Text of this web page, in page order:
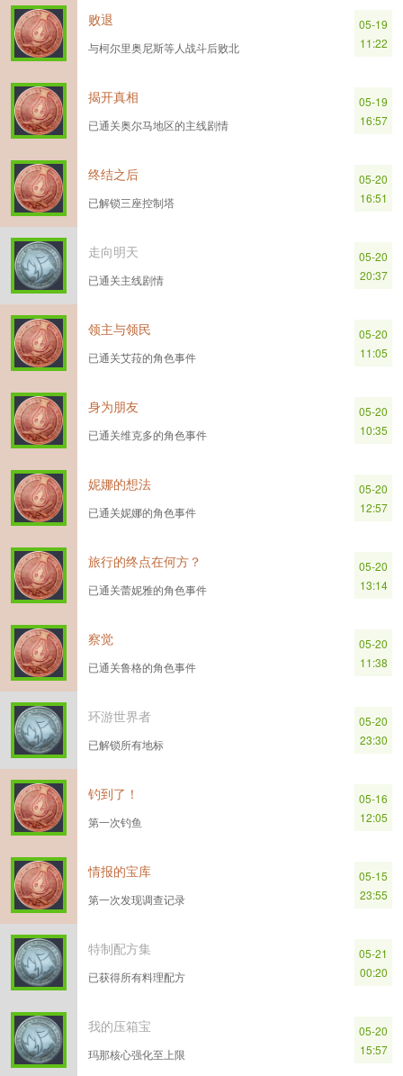
败退
与柯尔里奥尼斯等人战斗后败北
05-19
11:22
揭开真相
已通关奥尔马地区的主线剧情
05-19
16:57
终结之后
已解锁三座控制塔
05-20
16:51
走向明天
已通关主线剧情
05-20
20:37
领主与领民
已通关艾菈的角色事件
05-20
11:05
身为朋友
已通关维克多的角色事件
05-20
10:35
妮娜的想法
已通关妮娜的角色事件
05-20
12:57
旅行的终点在何方？
已通关蕾妮雅的角色事件
05-20
13:14
察觉
已通关鲁格的角色事件
05-20
11:38
环游世界者
已解锁所有地标
05-20
23:30
钓到了！
第一次钓鱼
05-16
12:05
情报的宝库
第一次发现调查记录
05-15
23:55
特制配方集
已获得所有料理配方
05-21
00:20
我的压箱宝
玛那核心强化至上限
05-20
15:57